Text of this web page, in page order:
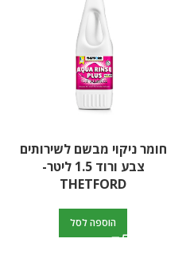
חומר ניקוי מבשם לשירותים
צבע ורוד 1.5 ליטר-
THETFORD
הוספה לסל